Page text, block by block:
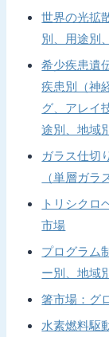
世界の光拡
別、用途別
希少疾患遺
疾患別（神
グ、アレイ
途別、地域別
ガラス仕切
（単層ガラ
トリシクロ
市場
プログラム
ー別、地域
箸市場：グ
水素燃料駆